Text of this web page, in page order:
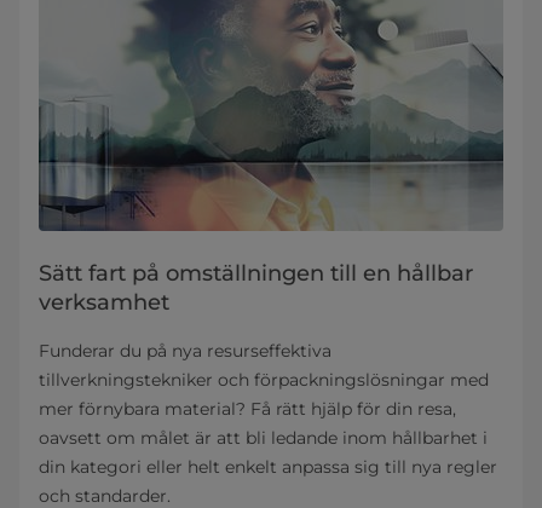
Sätt fart på omställningen till en hållbar
verksamhet
Funderar du på nya resurseffektiva
tillverkningstekniker och förpackningslösningar med
mer förnybara material? Få rätt hjälp för din resa,
oavsett om målet är att bli ledande inom hållbarhet i
din kategori eller helt enkelt anpassa sig till nya regler
och standarder.